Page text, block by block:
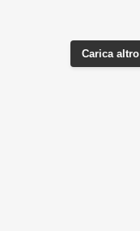
Carica altro